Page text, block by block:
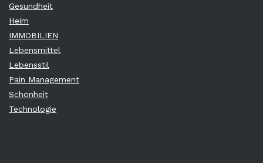
Gesundheit
Heim
IMMOBILIEN
Lebensmittel
Lebensstil
Pain Management
Schönheit
Technologie